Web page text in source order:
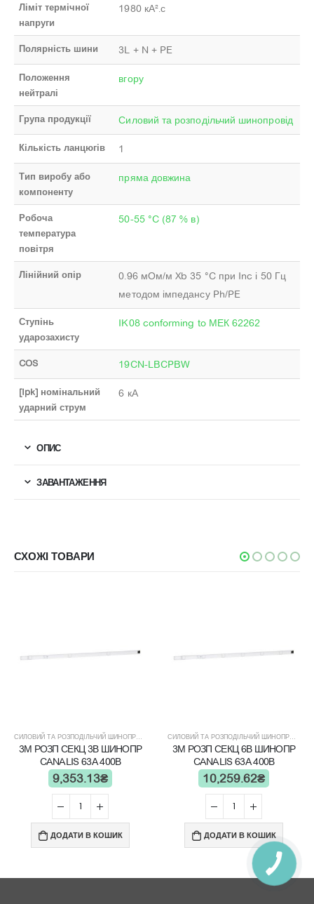
Ліміт термічної
напруги
1980 кА².с
Полярність шини 3L + N + PE
Положення
нейтралі
вгору
Група продукції Силовий та розподільчий шинопровід
Кількість ланцюгів 1
Тип виробу або
компоненту
пряма довжина
Робоча
температура
повітря
50-55 °C (87 % в)
Лінійний опір
0.96 мОм/м Xb 35 °C при Inc і 50 Гц
методом імпедансу Ph/PE
Ступінь
ударозахисту
IK08 conforming to МЕК 62262
COS 19CN-LBCPBW
[Ipk] номінальний
ударний струм
6 кА
ОПИС
ЗАВАНТАЖЕННЯ
СХОЖІ ТОВАРИ
СИЛОВИЙ ТА РОЗПОДІЛЬЧИЙ ШИНОПРОВІД
3М РОЗП СЕКЦ 3В ШИНОПР
CANALIS 63А 400В
9,353.13₴
ДОДАТИ В КОШИК
СИЛОВИЙ ТА РОЗПОДІЛЬЧИЙ ШИНОПРОВІД
3М РОЗП СЕКЦ 6В ШИНОПР
CANALIS 63А 400В
10,259.62₴
ДОДАТИ В КОШИК